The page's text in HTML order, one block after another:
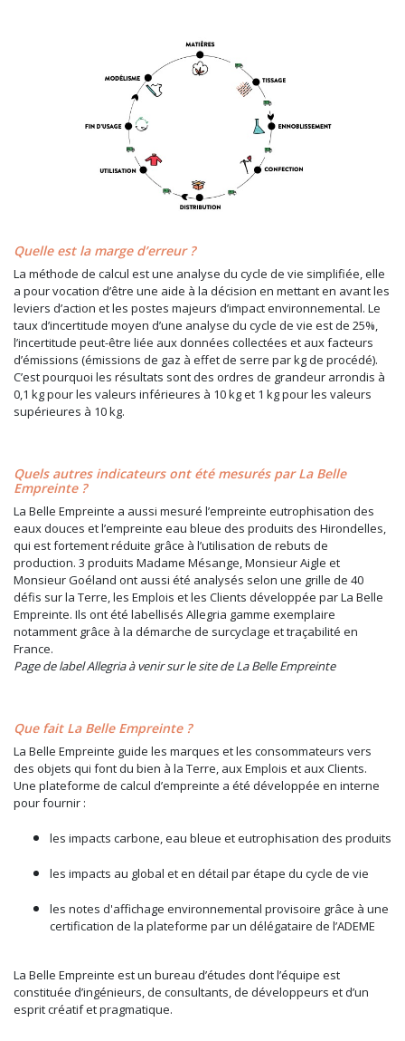
Quelle est la marge d’erreur ?
La méthode de calcul est une analyse du cycle de vie simplifiée, elle
a pour vocation d’être une aide à la décision en mettant en avant les
leviers d’action et les postes majeurs d’impact environnemental. Le
taux d’incertitude moyen d’une analyse du cycle de vie est de 25%,
l’incertitude peut-être liée aux données collectées et aux facteurs
d’émissions (émissions de gaz à effet de serre par kg de procédé).
C’est pourquoi les résultats sont des ordres de grandeur arrondis à
0,1 kg pour les valeurs inférieures à 10 kg et 1 kg pour les valeurs
supérieures à 10 kg.
Quels autres indicateurs ont été mesurés par La Belle
Empreinte ?
La Belle Empreinte a aussi mesuré l’empreinte eutrophisation des
eaux douces et l’empreinte eau bleue des produits des Hirondelles,
qui est fortement réduite grâce à l’utilisation de rebuts de
production. 3 produits Madame Mésange, Monsieur Aigle et
Monsieur Goéland ont aussi été analysés selon une grille de 40
défis sur la Terre, les Emplois et les Clients développée par La Belle
Empreinte. Ils ont été labellisés Allegria gamme exemplaire
notamment grâce à la démarche de surcyclage et traçabilité en
France.
Page de label Allegria à venir sur le site de La Belle Empreinte
Que fait La Belle Empreinte ?
La Belle Empreinte guide les marques et les consommateurs vers
des objets qui font du bien à la Terre, aux Emplois et aux Clients.
Une plateforme de calcul d’empreinte a été développée en interne
pour fournir :
les impacts carbone, eau bleue et eutrophisation des produits
les impacts au global et en détail par étape du cycle de vie
les notes d'affichage environnemental provisoire grâce à une
certification de la plateforme par un délégataire de l’ADEME
La Belle Empreinte est un bureau d’études dont l’équipe est
constituée d’ingénieurs, de consultants, de développeurs et d’un
esprit créatif et pragmatique.